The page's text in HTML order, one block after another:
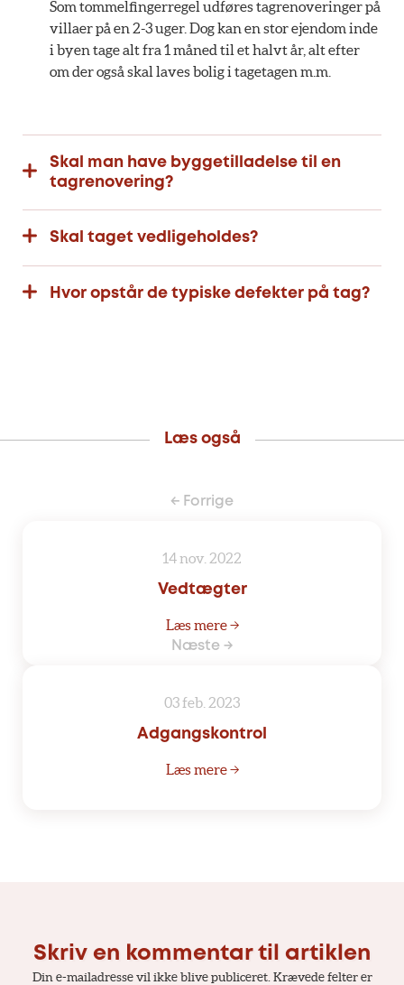
Som tommelfingerregel udføres tagrenoveringer på
villaer på en 2-3 uger. Dog kan en stor ejendom inde
i byen tage alt fra 1 måned til et halvt år, alt efter
om der også skal laves bolig i tagetagen m.m.
Skal man have byggetilladelse til en
tagrenovering?
Skal taget vedligeholdes?
Hvor opstår de typiske defekter på tag?
Læs også
← Forrige
14 nov. 2022
Vedtægter
Læs mere →
Næste →
03 feb. 2023
Adgangskontrol
Læs mere →
Skriv en kommentar til artiklen
Din e-mailadresse vil ikke blive publiceret. Krævede felter er